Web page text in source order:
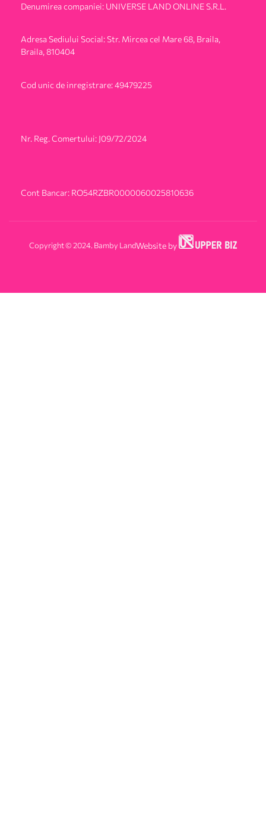
Denumirea companiei: UNIVERSE LAND ONLINE S.R.L.
Adresa Sediului Social: Str. Mircea cel Mare 68, Braila,
Braila, 810404
Cod unic de inregistrare: 49479225
Nr. Reg. Comertului: J09/72/2024
Cont Bancar: RO54RZBR0000060025810636
Copyright © 2024. Bamby LandWebsite by